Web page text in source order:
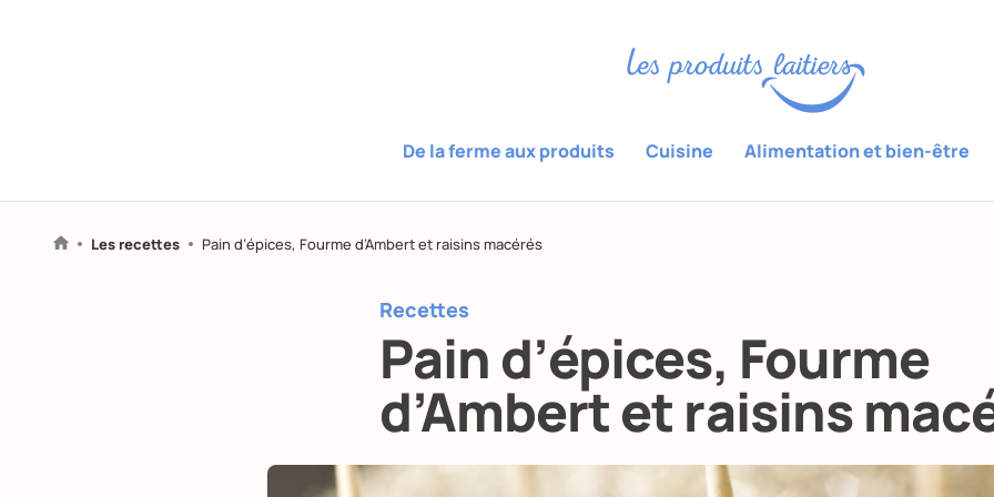
De la ferme aux produits Cuisine Alimentation et bien-être
Les recettes Pain d’épices, Fourme d’Ambert et raisins macérés
Recettes
Pain d’épices, Fourme
d’Ambert et raisins